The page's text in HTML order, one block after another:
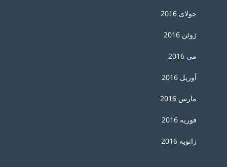
جولای 2016
ژوئن 2016
می 2016
آوریل 2016
مارس 2016
فوریه 2016
ژانویه 2016